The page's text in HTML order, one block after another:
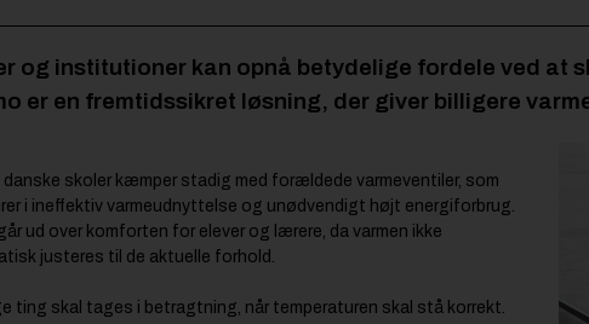
og institutioner kan opnå betydelige fordele ved at
er en fremtidssikret løsning, der giver billigere
danske skoler kæmper stadig med forældede varmeventiler, som
i ineffektiv varmeudnyttelse og unødvendigt højt energiforbrug.
ud over komforten for elever og lærere, da varmen ikke
justeres til de aktuelle forhold.
ting skal tages i betragtning, når temperaturen skal stå korrekt.